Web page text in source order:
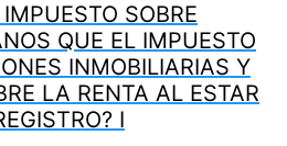
SOBRE
QUE EL IMPUESTO
INMOBILIARIAS Y
LA RENTA AL ESTAR
I